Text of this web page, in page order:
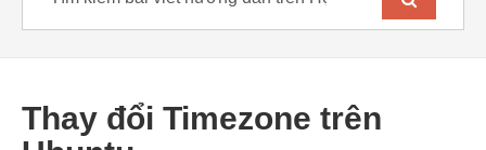
Thay đổi Timezone trên